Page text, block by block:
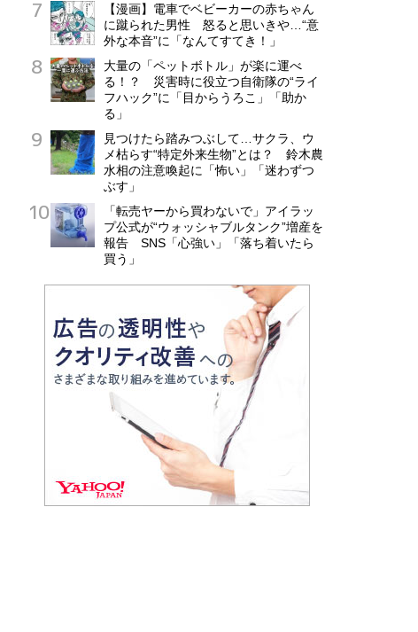
【漫画】電車でベビーカーの赤ちゃん
に蹴られた男性 怒ると思いきや…“意
外な本音”に「なんてすてき！」
大量の「ペットボトル」が楽に運べ
る！？ 災害時に役立つ自衛隊の“ライ
フハック”に「目からうろこ」「助か
る」
見つけたら踏みつぶして…サクラ、ウ
メ枯らす“特定外来生物”とは？ 鈴木農
水相の注意喚起に「怖い」「迷わずつ
ぶす」
「転売ヤーから買わないで」アイラッ
プ公式が“ウォッシャブルタンク”増産を
報告 SNS「心強い」「落ち着いたら
買う」